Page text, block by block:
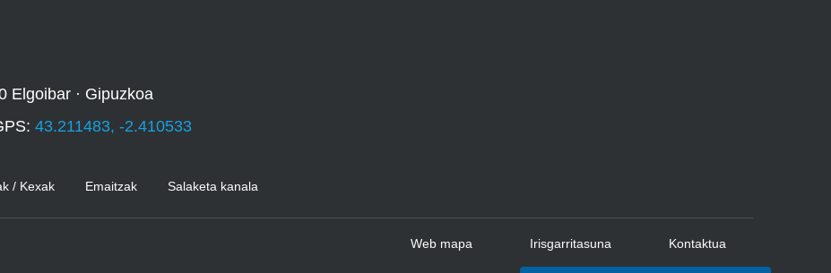
Elgoibar · Gipuzkoa
43.211483, -2.410533
/ Kexak Emaitzak Salaketa kanala
Web mapa Irisgarritasuna Kontaktua